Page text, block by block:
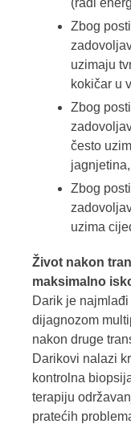
(radi
Zbog
uzimaju
kokičar u
Zbog
često
Zbog
uzima
Život nakon
maksimalno
Darik je
dijagnozom
nakon druge
Darikovi nalazi
kontrolna
terapiju
pratećih